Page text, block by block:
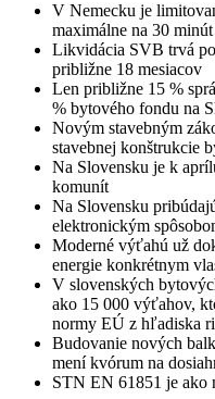
V Nemecku je
maximálne na 30
Likvidácia SVB trvá
približne 18 mesiacov
Len približne 15 %
% bytového fondu na
Novým stavebným
stavebnej konštrukcie
Na Slovensku je k
komunít
Na Slovensku
elektronickým
Moderné výťahú už
energie konkrétnym
V slovenských
ako 15 000 výťahov,
normy EÚ z hľadiska
Budovanie nových
mení kvórum na
STN EN 61851 je ako